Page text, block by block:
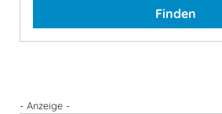
Finden
- Anzeige -